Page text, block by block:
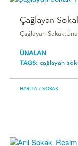
Çağlayan
Çağlayan
ÜNALAN
TAGS: çağlayan
HARITA / SOKAK